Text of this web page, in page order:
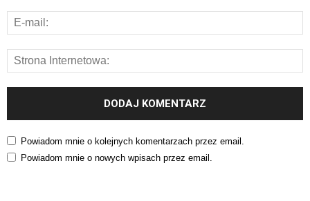
Powiadom mnie o kolejnych komentarzach przez email.
Powiadom mnie o nowych wpisach przez email.